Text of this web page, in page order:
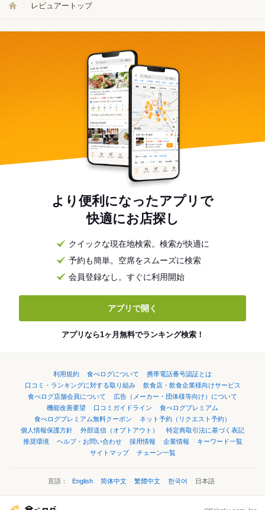
レビュアートップ
より便利になったアプリで
快適にお店探し
クイックな現在地検索。検索が快適に
予約も簡単。空席をスムーズに検索
会員登録なし。すぐに利用開始
アプリで開く
アプリなら1ヶ月無料でランキング検索！
利用規約 食べログについて
携帯電話番号認証とは
口コミ・ランキングに対する取り組み
飲食店・飲食企業様向けサービス
食べログ店舗会員について
広告（メーカー・団体様等向け）について
機能改善要望
口コミガイドライン
食べログプレミアム
食べログプレミアム無料クーポン
ネット予約（リクエスト予約）
個人情報保護方針
外部送信（オプトアウト）
特定商取引法に基づく表記
推奨環境
ヘルプ・お問い合わせ 採用情報 企業情報
キーワード一覧
サイトマップ
チェーン一覧
言語： English 简体中文 繁體中文 한국어 日本語